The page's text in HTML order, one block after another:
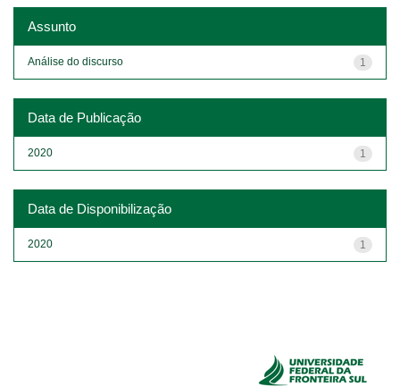
Assunto
1
Análise do discurso
Data de Publicação
1
2020
Data de Disponibilização
1
2020